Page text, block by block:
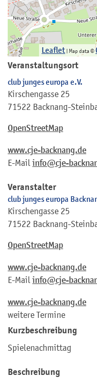
Leaflet | Map data ©
Veranstaltungsort
club junges europa e.V.
Kirschengasse 25
71522 Backnang-
OpenStreetMap
www.cje-backnang.de
E-Mail info@cje-
Veranstalter
club junges europa
Kirschengasse 25
71522 Backnang-
OpenStreetMap
www.cje-backnang.de
E-Mail info@cje-
www.cje-backnang.de
weitere Termine
Kurzbeschreibung
Spielenachmittag
Beschreibung